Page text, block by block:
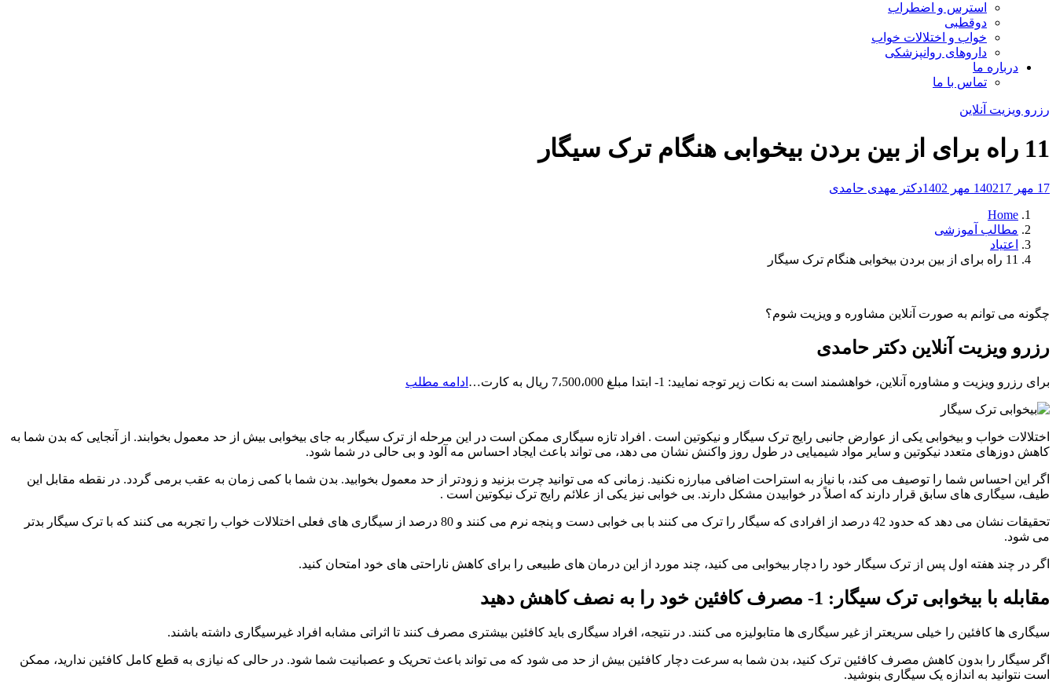
استرس و اضطراب
دوقطبی
خواب و اختلالات خواب
داروهای روانپزشکی
درباره ما
تماس با ما
رزرو ویزیت آنلاین
11 راه برای از بین بردن بیخوابی هنگام ترک سیگار
17 مهر 1402 17 مهر 1402
دکتر مهدی حامدی
Home
مطالب آموزشی
اعتیاد
11 راه برای از بین بردن بیخوابی هنگام ترک سیگار
چگونه می توانم به صورت آنلاین مشاوره و ویزیت شوم؟
رزرو ویزیت آنلاین دکتر حامدی
برای رزرو ویزیت و مشاوره آنلاین، خواهشمند است به نکات زیر توجه نمایید: 1- ابتدا مبلغ 7،500،000 ریال به کارت… ادامه مطلب
حامدی
اختلالات خواب و بیخوابی یکی از عوارض جانبی رایج ترک سیگار و نیکوتین است . افراد تازه سیگاری ممکن است در این مرحله از ترک سیگار به جای بیخوابی بیش از حد معمول بخوابند. از آنجایی که بدن شما به
کاهش دوزهای متعدد نیکوتین و سایر مواد شیمیایی در طول روز واکنش نشان می دهد، می تواند باعث ایجاد احساس مه آلود و بی حالی در شما شود.
اگر این احساس شما را توصیف می کند، با نیاز به استراحت اضافی مبارزه نکنید. زمانی که می توانید چرت بزنید و زودتر از حد معمول بخوابید. بدن شما با کمی زمان به عقب برمی گردد. در نقطه مقابل این
طیف، سیگاری های سابق قرار دارند که اصلاً در خوابیدن مشکل دارند. بی خوابی نیز یکی از علائم رایج ترک نیکوتین است .
تحقیقات نشان می دهد که حدود 42 درصد از افرادی که سیگار را ترک می کنند با بی خوابی دست و پنجه نرم می کنند و 80 درصد از سیگاری های فعلی اختلالات خواب را تجربه می کنند که با ترک سیگار بدتر
می شود.
اگر در چند هفته اول پس از ترک سیگار خود را دچار بیخوابی می کنید، چند مورد از این درمان های طبیعی را برای کاهش ناراحتی های خود امتحان کنید.
مقابله با بیخوابی ترک سیگار: 1- مصرف کافئین خود را به نصف کاهش دهید
سیگاری ها کافئین را خیلی سریعتر از غیر سیگاری ها متابولیزه می کنند. در نتیجه، افراد سیگاری باید کافئین بیشتری مصرف کنند تا اثراتی مشابه افراد غیرسیگاری داشته باشند.
اگر سیگار را بدون کاهش مصرف کافئین ترک کنید، بدن شما به سرعت دچار کافئین بیش از حد می شود که می تواند باعث تحریک و عصبانیت شما شود. در حالی که نیازی به قطع کامل کافئین ندارید، ممکن
است نتوانید به اندازه یک سیگاری بنوشید.